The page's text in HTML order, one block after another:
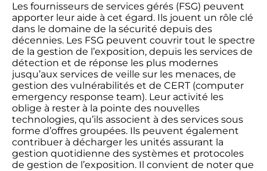
Les fournisseurs de services gérés (FSG) peuvent
apporter leur aide à cet égard. Ils jouent un rôle clé
dans le domaine de la sécurité depuis des
décennies. Les FSG peuvent couvrir tout le spectre
de la gestion de l’exposition, depuis les services de
détection et de réponse les plus modernes
jusqu’aux services de veille sur les menaces, de
gestion des vulnérabilités et de CERT (computer
emergency response team). Leur activité les
oblige à rester à la pointe des nouvelles
technologies, qu’ils associent à des services sous
forme d’offres groupées. Ils peuvent également
contribuer à décharger les unités assurant la
gestion quotidienne des systèmes et protocoles
de gestion de l’exposition. Il convient de noter que